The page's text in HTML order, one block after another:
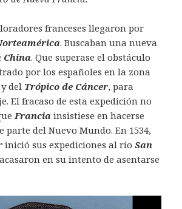
franceses llegaron por
. Buscaban una nueva
. Que superase el obstáculo
por los españoles en la zona
y del Trópico de Cáncer, para
El fracaso de esta expedición no
Francia insistiese en hacerse
parte del Nuevo Mundo. En 1534,
inició sus expediciones al ríoSan
en su intento de asentarse